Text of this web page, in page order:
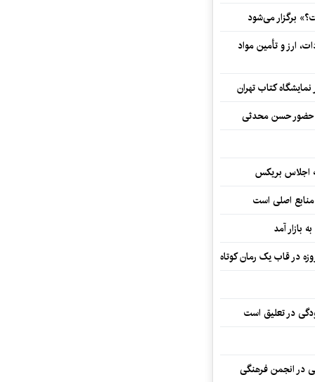
برگزار می‌شود
ارز و تأمین مواد
کتاب تهران
حضور حسن محدثی
اجلاس بریکس
منابع اصلی است
بازار آمد
در تعلیق است
در انجمن فرهنگی